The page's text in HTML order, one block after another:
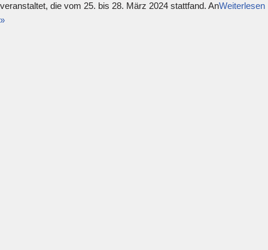
veranstaltet, die vom 25. bis 28. März 2024 stattfand. AnWeiterlesen
»